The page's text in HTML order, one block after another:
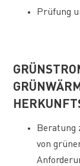
Prüfung
Beratung
von